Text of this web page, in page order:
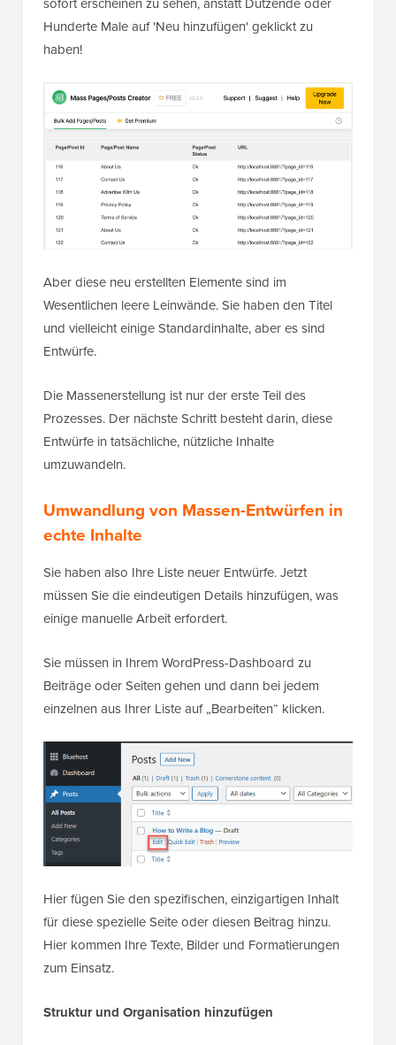
Hunderte Male auf 'Neu hinzufügen' geklickt zu
haben!
Aber diese neu erstellten Elemente sind im
Wesentlichen leere Leinwände. Sie haben den Titel
und vielleicht einige Standardinhalte, aber es sind
Entwürfe.
Die Massenerstellung ist nur der erste Teil des
Prozesses. Der nächste Schritt besteht darin, diese
Entwürfe in tatsächliche, nützliche Inhalte
umzuwandeln.
Umwandlung von Massen-Entwürfen in
echte Inhalte
Sie haben also Ihre Liste neuer Entwürfe. Jetzt
müssen Sie die eindeutigen Details hinzufügen, was
einige manuelle Arbeit erfordert.
Sie müssen in Ihrem WordPress-Dashboard zu
Beiträge oder Seiten gehen und dann bei jedem
einzelnen aus Ihrer Liste auf „Bearbeiten“ klicken.
Hier fügen Sie den spezifischen, einzigartigen Inhalt
für diese spezielle Seite oder diesen Beitrag hinzu.
Hier kommen Ihre Texte, Bilder und Formatierungen
zum Einsatz.
Struktur und Organisation hinzufügen